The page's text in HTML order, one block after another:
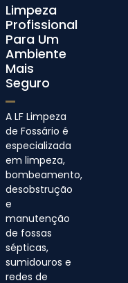
Limpeza
Profissional
Para Um
Ambiente
Mais
Seguro
A LF Limpeza
de Fossário é
especializada
em limpeza,
bombeamento,
desobstrução
e
manutenção
de fossas
sépticas,
sumidouros e
redes de